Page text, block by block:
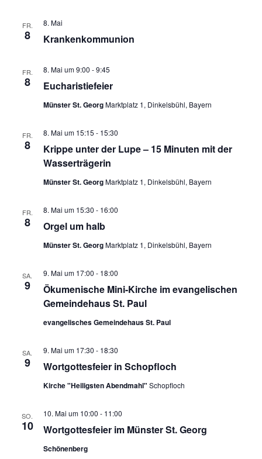
FR.
8 Krankenkommunion
8. Mai
FR.
8 Eucharistiefeier
8. Mai um 9:00 -9:45
Münster St. GeorgMarktplatz 1, Dinkelsbühl, Bayern
FR.
8
Krippe unter der Lupe – 15 Minuten mit der
Wasserträgerin
8. Mai um 15:15 - 15:30
Münster St. GeorgMarktplatz 1, Dinkelsbühl, Bayern
FR.
8 Orgel um halb
8. Mai um 15:30 - 16:00
Münster St. GeorgMarktplatz 1, Dinkelsbühl, Bayern
SA.
9
Ökumenische Mini-Kirche im evangelischen
Gemeindehaus St. Paul
9. Mai um 17:00 - 18:00
evangelisches Gemeindehaus St. Paul
SA.
9 Wortgottesfeier in Schopfloch
9. Mai um 17:30 - 18:30
Kirche "Heiligsten Abendmahl" Schopfloch
SO.
10 Wortgottesfeier im Münster St. Georg
10. Mai um 10:00 - 11:00
Schönenberg